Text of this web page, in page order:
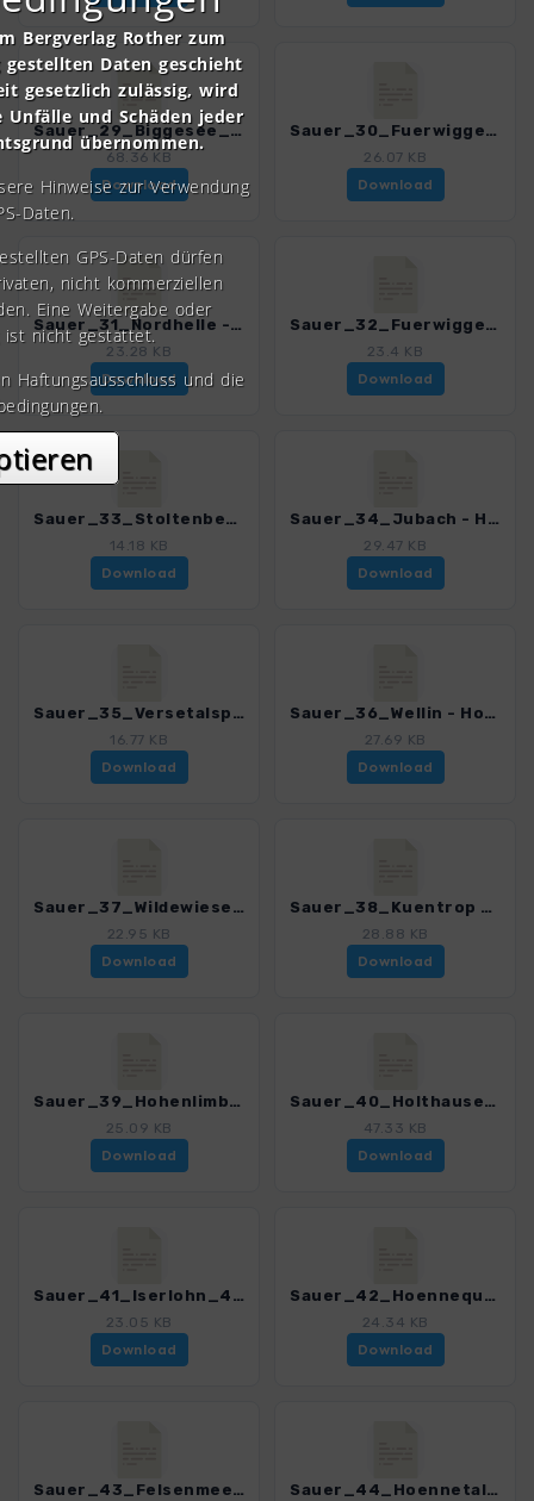
Sauer_29_Biggesee_4038_7.gpx
68.36 KB
Download
Sauer_30_Fuerwigge - Nordhelle_4038_7.gpx
26.07 KB
Download
Sauer_31_Nordhelle - Rehberg_4038_7.gpx
23.28 KB
Download
Sauer_32_Fuerwigge - Nocken_4038_7.gpx
23.4 KB
Download
Sauer_33_Stoltenberg - Grundlose_4038_7.gpx
14.18 KB
Download
Sauer_34_Jubach - Homert_4038_7.gpx
29.47 KB
Download
Sauer_35_Versetalsperre - Gasmert_4038_7.gpx
16.77 KB
Download
Sauer_36_Wellin - Hohe Molmert_4038_7.gpx
27.69 KB
Download
Sauer_37_Wildewiese - Schombergturm_4038_7.gpx
22.95 KB
Download
Sauer_38_Kuentrop - Reckenberg_4038_7.gpx
28.88 KB
Download
Sauer_39_Hohenlimburg - Altena_4038_7.gpx
25.09 KB
Download
Sauer_40_Holthausen - Huenenpforte_4038_7.gpx
47.33 KB
Download
Sauer_41_Iserlohn_4038_7.gpx
23.05 KB
Download
Sauer_42_Hoennequelle - Kohlberg_4038_7.gpx
24.34 KB
Download
Sauer_43_Felsenmeer_4038_7.gpx Sauer_44_Hoennetal_4038_7.gpx
Bergverlag Rother zum
Daten geschieht
gesetzlich zulässig, wird
und Schäden jeder
übernommen.
Hinweise zur Verwendung
Daten.
GPS-Daten dürfen
nicht kommerziellen
Eine Weitergabe oder
ist nicht gestattet.
Haftungsausschluss und die